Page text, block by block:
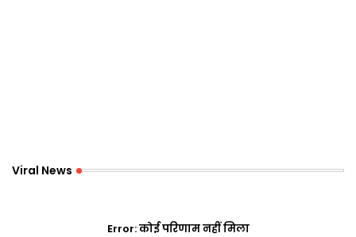
Viral News
Error:कोई परिणाम नहीं मिला